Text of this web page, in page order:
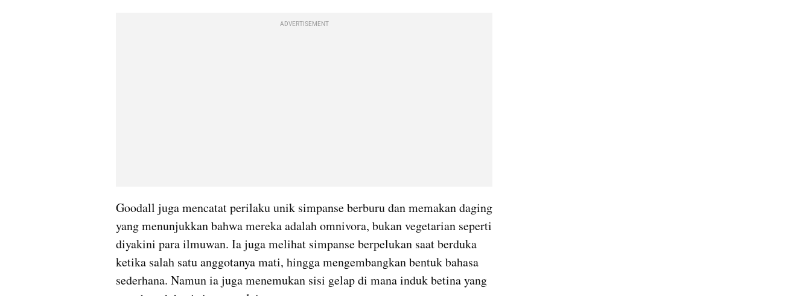
ADVERTISEMENT
Goodall juga mencatat perilaku unik simpanse berburu dan memakan daging
yang menunjukkan bahwa mereka adalah omnivora, bukan vegetarian seperti
diyakini para ilmuwan. Ia juga melihat simpanse berpelukan saat berduka
ketika salah satu anggotanya mati, hingga mengembangkan bentuk bahasa
sederhana. Namun ia juga menemukan sisi gelap di mana induk betina yang